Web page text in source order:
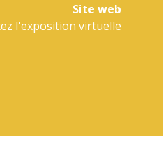
Site web
l'exposition virtuelle